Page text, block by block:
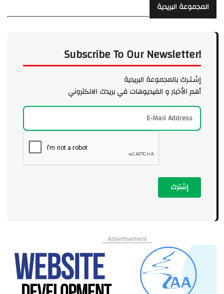
المجموعة البريدية
Subscribe To Our Newsletter!
إشـتـرك بالمجموعة البريدية
أهم الأخبار و الفيديوهات في بريدك الالكتروني
إشترك
Advertisement